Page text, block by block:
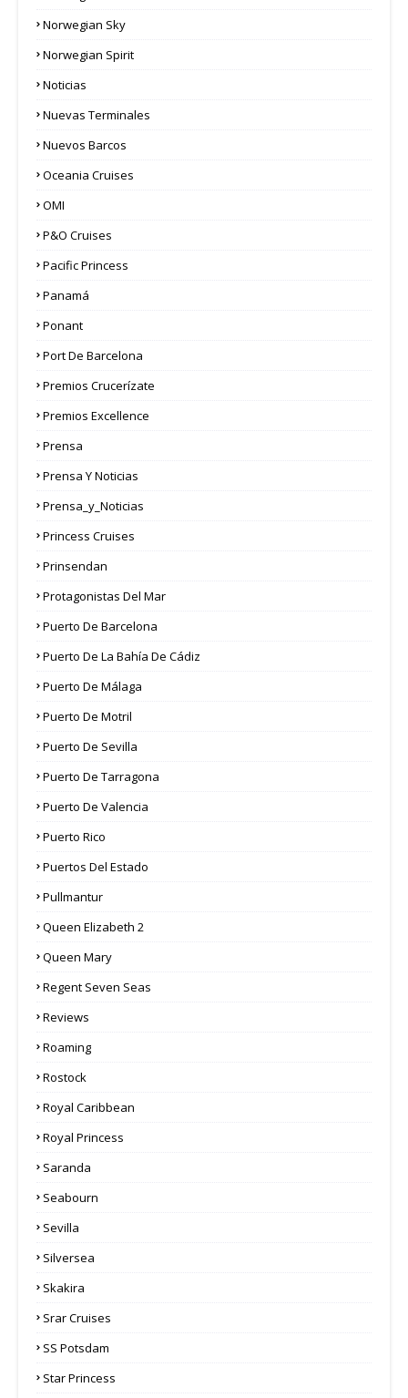
Norwegian Sky
Norwegian Spirit
Noticias
Nuevas Terminales
Nuevos Barcos
Oceania Cruises
OMI
P&O Cruises
Pacific Princess
Panamá
Ponant
Port De Barcelona
Premios Crucerízate
Premios Excellence
Prensa
Prensa Y Noticias
Prensa_y_Noticias
Princess Cruises
Prinsendan
Protagonistas Del Mar
Puerto De Barcelona
Puerto De La Bahía De Cádiz
Puerto De Málaga
Puerto De Motril
Puerto De Sevilla
Puerto De Tarragona
Puerto De Valencia
Puerto Rico
Puertos Del Estado
Pullmantur
Queen Elizabeth 2
Queen Mary
Regent Seven Seas
Reviews
Roaming
Rostock
Royal Caribbean
Royal Princess
Saranda
Seabourn
Sevilla
Silversea
Skakira
Srar Cruises
SS Potsdam
Star Princess